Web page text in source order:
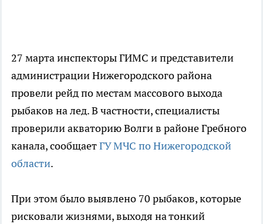
27 марта инспекторы ГИМС и представители
администрации Нижегородского района
провели рейд по местам массового выхода
рыбаков на лед. В частности, специалисты
проверили акваторию Волги в районе Гребного
канала, сообщаетГУ МЧС по Нижегородской
области.
При этом было выявлено 70 рыбаков, которые
рисковали жизнями, выходя на тонкий